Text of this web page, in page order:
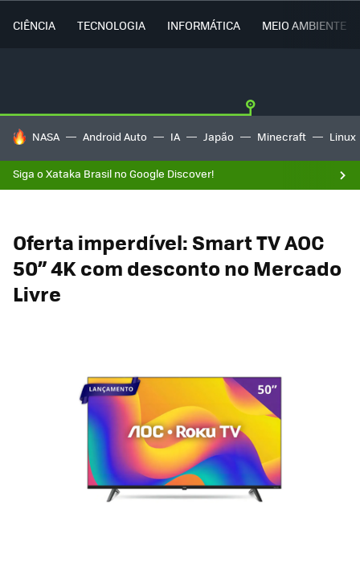
CIÊNCIA TECNOLOGIA INFORMÁTICA MEIO AMBIENTE
TENDÊNCIAS DO DIA
NASA Android Auto IA Japão Minecraft Linux
Siga o Xataka Brasil no Google Discover!
Oferta imperdível: Smart TV AOC
50” 4K com desconto no Mercado
Livre